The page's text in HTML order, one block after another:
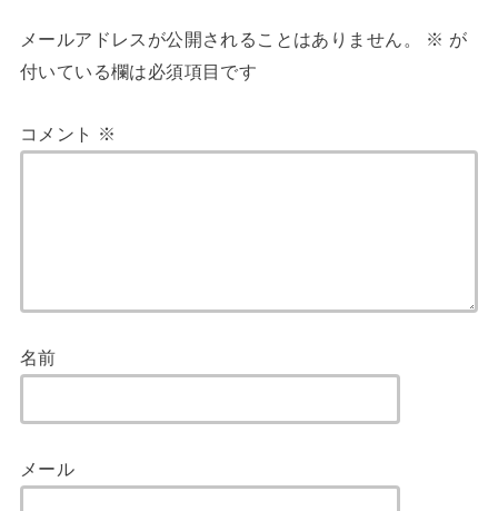
メールアドレスが公開されることはありません。 ※ が
付いている欄は必須項目です
コメント ※
名前
メール